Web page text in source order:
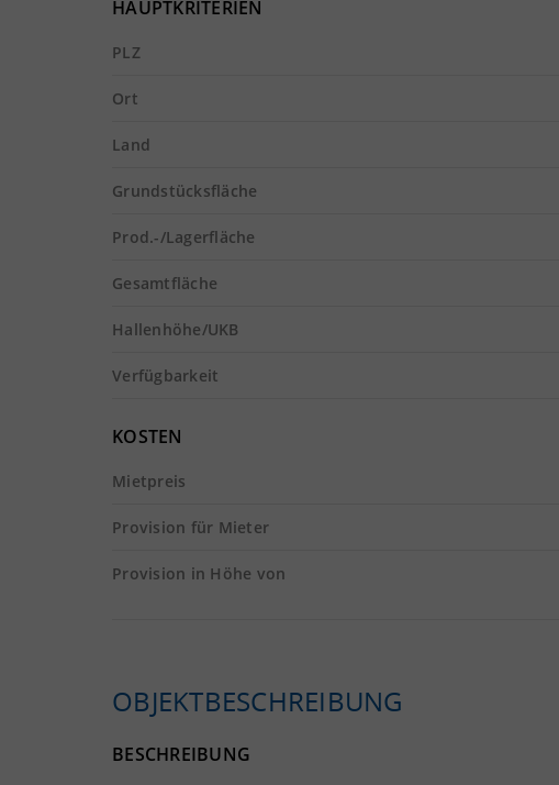
HAUPTKRITERIEN
PLZ
Ort
Land
Grundstücksfläche
Prod.-/Lagerfläche
Gesamtfläche
Hallenhöhe/UKB
Verfügbarkeit
KOSTEN
Mietpreis
Provision für Mieter
Provision in Höhe von
OBJEKTBESCHREIBUNG
BESCHREIBUNG